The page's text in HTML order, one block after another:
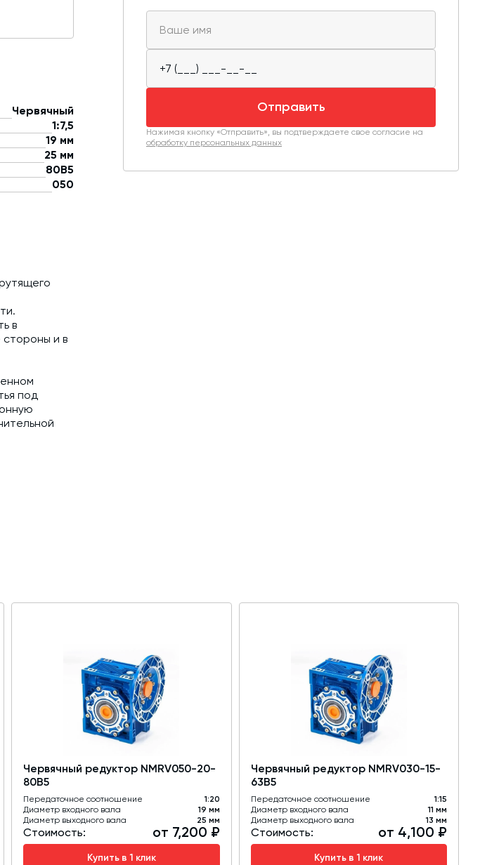
Червячный
1:7,5
19 мм
25 мм
80B5
050
в
и в
под
Отправить
Нажимая кнопку «Отправить», вы подтверждаете свое согласие на
обработку персональных данных
Червячный редуктор NMRV050-20-
80B5
Передаточное соотношение
1:20
Диаметр входного вала
19 мм
Диаметр выходного вала
25 мм
Стоимость: от 7,200 ₽
Купить в 1 клик
Червячный редуктор NMRV030-15-
63B5
Передаточное соотношение
1:15
Диаметр входного вала
11 мм
Диаметр выходного вала
13 мм
Стоимость: от 4,100 ₽
Купить в 1 клик